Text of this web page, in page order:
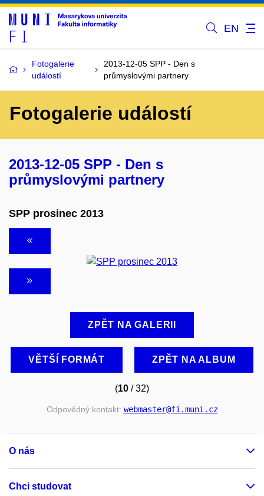
EN
Fotogalerie
událostí
2013-12-05 SPP - Den s
průmyslovými partnery
Fotogalerie událostí
2013-12-05 SPP - Den s
průmyslovými partnery
SPP prosinec 2013
ZPĚT NA GALERII
VĚTŠÍ FORMÁT ZPĚT NA ALBUM
(10 / 32)
Odpovědný kontakt: webmaster@fi.muni.cz
O nás
Chci studovat